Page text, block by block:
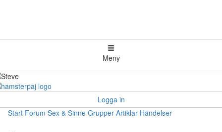
Meny
Logga in
Start Forum Sex & Sinne Grupper Artiklar Händelser